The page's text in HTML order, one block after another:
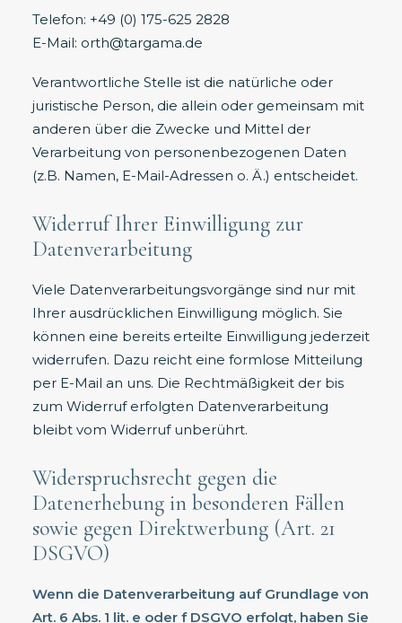
Telefon: +49 (0) 175-625 2828
E-Mail: orth@targama.de
Verantwortliche Stelle ist die natürliche oder
juristische Person, die allein oder gemeinsam mit
anderen über die Zwecke und Mittel der
Verarbeitung von personenbezogenen Daten
(z.B. Namen, E-Mail-Adressen o. Ä.) entscheidet.
Widerruf Ihrer Einwilligung zur
Datenverarbeitung
Viele Datenverarbeitungsvorgänge sind nur mit
Ihrer ausdrücklichen Einwilligung möglich. Sie
können eine bereits erteilte Einwilligung jederzeit
widerrufen. Dazu reicht eine formlose Mitteilung
per E-Mail an uns. Die Rechtmäßigkeit der bis
zum Widerruf erfolgten Datenverarbeitung
bleibt vom Widerruf unberührt.
Widerspruchsrecht gegen die
Datenerhebung in besonderen Fällen
sowie gegen Direktwerbung (Art. 21
DSGVO)
Wenn die Datenverarbeitung auf Grundlage von
Art. 6 Abs. 1 lit. e oder f DSGVO erfolgt, haben Sie